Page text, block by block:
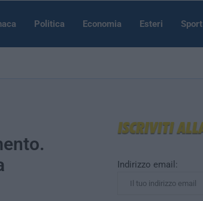
Politica Economia Esteri Sport
Indirizzo email: